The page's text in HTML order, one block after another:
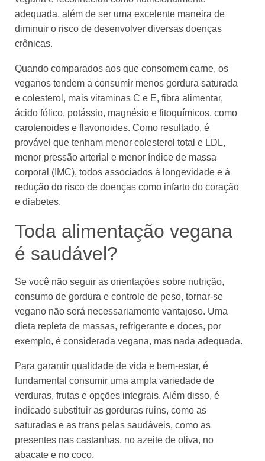
adequada, além de ser uma excelente maneira de
diminuir o risco de desenvolver diversas doenças
crônicas.
Quando comparados aos que consomem carne, os
veganos tendem a consumir menos gordura saturada
e colesterol, mais vitaminas C e E, fibra alimentar,
ácido fólico, potássio, magnésio e fitoquímicos, como
carotenoides e flavonoides. Como resultado, é
provável que tenham menor colesterol total e LDL,
menor pressão arterial e menor índice de massa
corporal (IMC), todos associados à longevidade e à
redução do risco de doenças como infarto do coração
e diabetes.
Toda alimentação vegana
é saudável?
Se você não seguir as orientações sobre nutrição,
consumo de gordura e controle de peso, tornar-se
vegano não será necessariamente vantajoso. Uma
dieta repleta de massas, refrigerante e doces, por
exemplo, é considerada vegana, mas nada adequada.
Para garantir qualidade de vida e bem-estar, é
fundamental consumir uma ampla variedade de
verduras, frutas e opções integrais. Além disso, é
indicado substituir as gorduras ruins, como as
saturadas e as trans pelas saudáveis, como as
presentes nas castanhas, no azeite de oliva, no
abacate e no coco.